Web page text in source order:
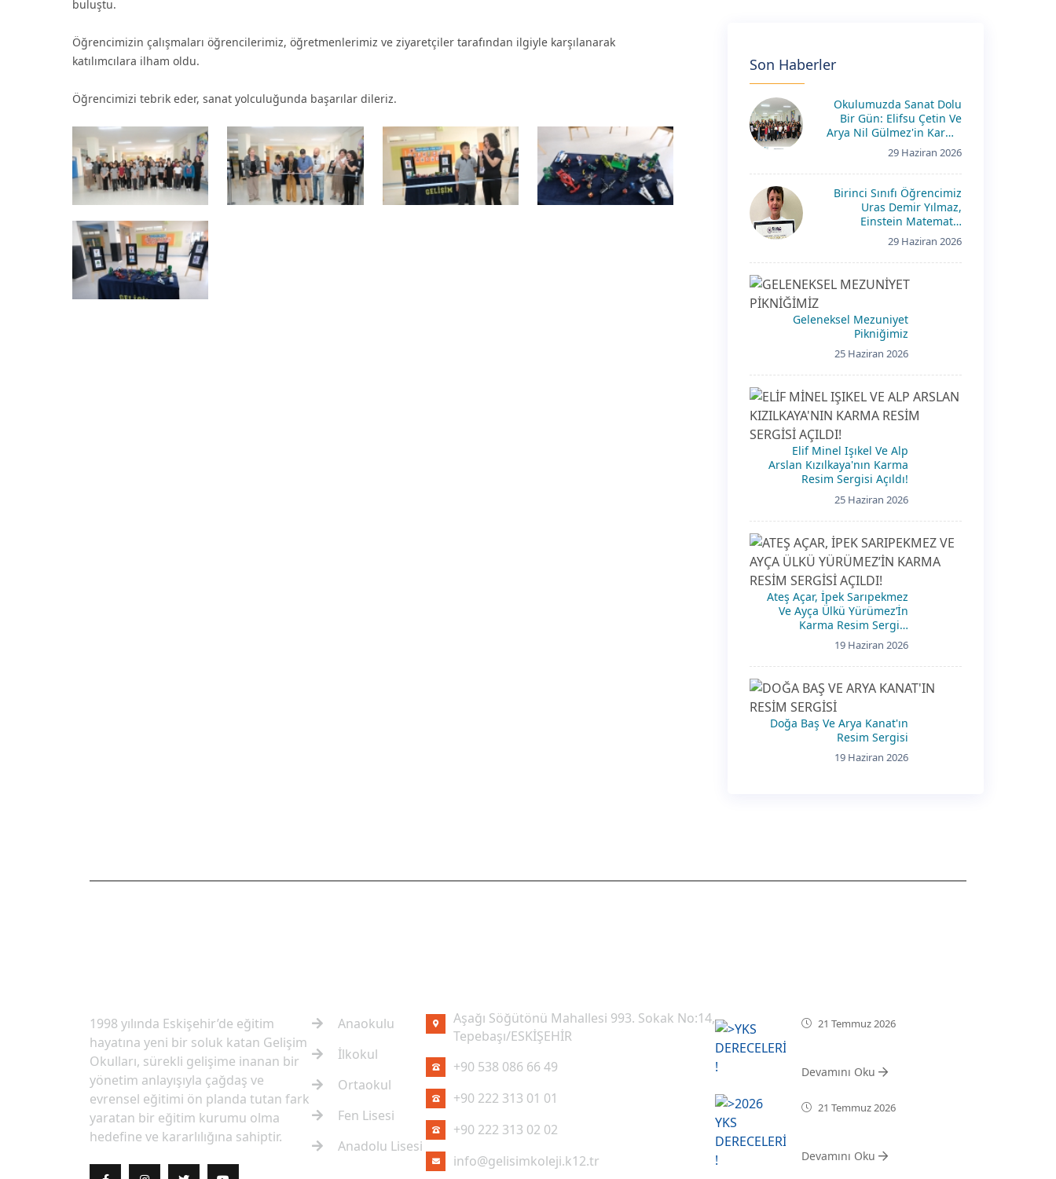
buluştu.
Öğrencimizin çalışmaları öğrencilerimiz, öğretmenlerimiz ve ziyaretçiler tarafından ilgiyle karşılanarak
katılımcılara ilham oldu.
Öğrencimizi tebrik eder, sanat yolculuğunda başarılar dileriz.
Son Haberler
Okulumuzda Sanat Dolu
Bir Gün: Elifsu Çetin Ve
Arya Nil Gülmez'in Karma
Resim Sergisi Açıldı!
29 Haziran 2026
Birinci Sınıfı Öğrencimiz
Uras Demir Yılmaz,
Einstein Matematik
Yarışması’Nda
29 Haziran 2026
Geleneksel Mezuniyet
Pikniğimiz
25 Haziran 2026
Elif Minel Işıkel Ve Alp
Arslan Kızılkaya'nın Karma
Resim Sergisi Açıldı!
25 Haziran 2026
Ateş Açar, İpek Sarıpekmez
Ve Ayça Ülkü Yürümez’İn
Karma Resim Sergisi
Açıldı!
19 Haziran 2026
Doğa Baş Ve Arya Kanat'ın
Resim Sergisi
19 Haziran 2026
1998 yılında Eskişehir’de eğitim
hayatına yeni bir soluk katan Gelişim
Okulları, sürekli gelişime inanan bir
yönetim anlayışıyla çağdaş ve
evrensel eğitimi ön planda tutan fark
yaratan bir eğitim kurumu olma
hedefine ve kararlılığına sahiptir.
Anaokulu
İlkokul
Ortaokul
Fen Lisesi
Anadolu Lisesi
Aşağı Söğütönü Mahallesi 993. Sokak No:14,
Tepebaşı/ESKİŞEHİR
+90 538 086 66 49
+90 222 313 01 01
+90 222 313 02 02
info@gelisimkoleji.k12.tr
21 Temmuz 2026
Devamını Oku
21 Temmuz 2026
Devamını Oku